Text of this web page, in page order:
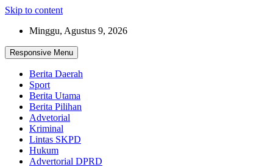
Skip to content
Minggu, Agustus 9, 2026
Responsive Menu
Berita Daerah
Sport
Berita Utama
Berita Pilihan
Advetorial
Kriminal
Lintas SKPD
Hukum
Advertorial DPRD